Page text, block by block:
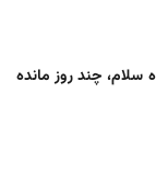
سلام، چند روز مانده